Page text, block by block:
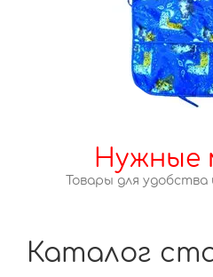
Нужные
Товары для
Каталог